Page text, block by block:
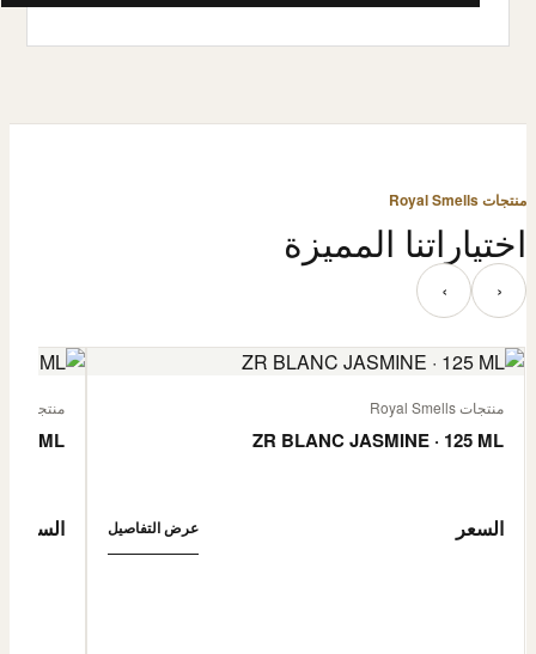
منتجات Royal Smells
اختياراتنا المميزة
‹ ›
منتجات Royal Smells
ZR BLANC JASMINE · 125 ML
السعر عرض التفاصيل
منتجات Royal Smells
ML
السعر